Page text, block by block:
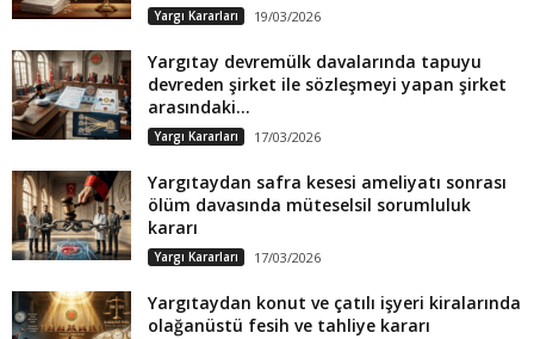
Yargı Kararları 19/03/2026
Yargıtay devremülk davalarında tapuyu
devreden şirket ile sözleşmeyi yapan şirket
arasındaki...
Yargı Kararları 17/03/2026
Yargıtaydan safra kesesi ameliyatı sonrası
ölüm davasında müteselsil sorumluluk
kararı
Yargı Kararları 17/03/2026
Yargıtaydan konut ve çatılı işyeri kiralarında
olağanüstü fesih ve tahliye kararı